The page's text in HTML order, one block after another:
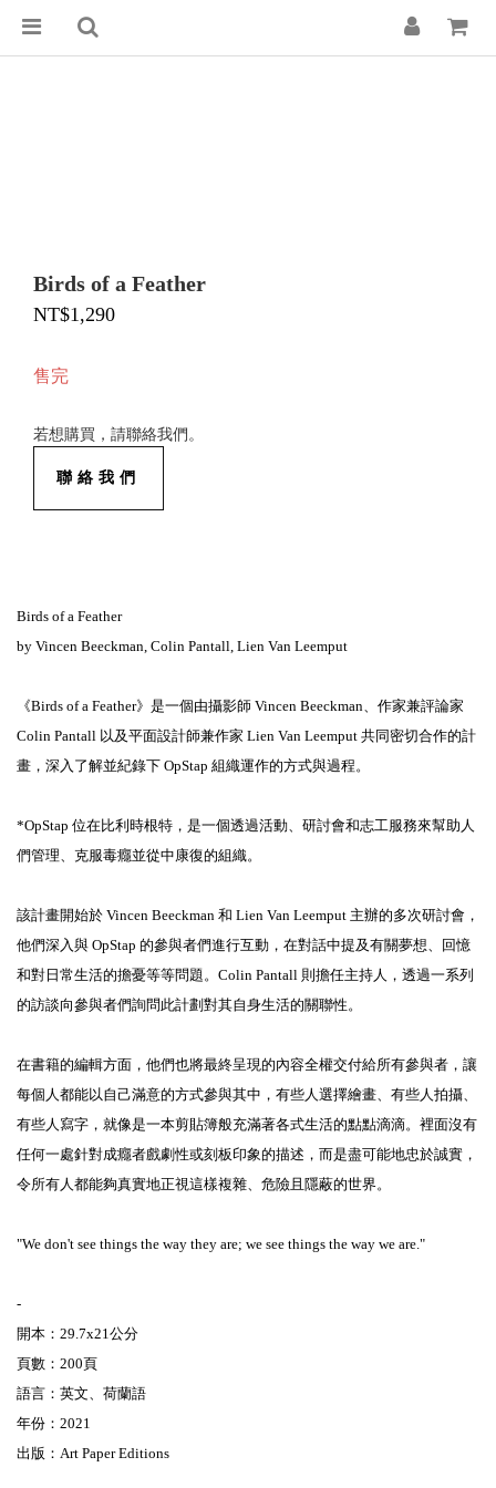
Birds of a Feather
NT$1,290
售完
若想購買，請聯絡我們。
聯絡我們
Birds of a Feather
by Vincen Beeckman, Colin Pantall, Lien Van Leemput
《Birds of a Feather》是一個由攝影師 Vincen Beeckman、作家兼評論家
Colin Pantall 以及平面設計師兼作家 Lien Van Leemput 共同密切合作的計
畫，深入了解並紀錄下 OpStap 組織運作的方式與過程。
*OpStap 位在比利時根特，是一個透過活動、研討會和志工服務來幫助人
們管理、克服毒癮並從中康復的組織。
該計畫開始於 Vincen Beeckman 和 Lien Van Leemput 主辦的多次研討會，
他們深入與 OpStap 的參與者們進行互動，在對話中提及有關夢想、回憶
和對日常生活的擔憂等等問題。Colin Pantall 則擔任主持人，透過一系列
的訪談向參與者們詢問此計劃對其自身生活的關聯性。
在書籍的編輯方面，他們也將最終呈現的內容全權交付給所有參與者，讓
每個人都能以自己滿意的方式參與其中，有些人選擇繪畫、有些人拍攝、
有些人寫字，就像是一本剪貼簿般充滿著各式生活的點點滴滴。裡面沒有
任何一處針對成癮者戲劇性或刻板印象的描述，而是盡可能地忠於誠實，
令所有人都能夠真實地正視這樣複雜、危險且隱蔽的世界。
"We don't see things the way they are; we see things the way we are."
-
開本：29.7x21公分
頁數：200頁
語言：英文、荷蘭語
年份：2021
出版：Art Paper Editions